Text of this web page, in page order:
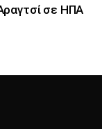
σε ΗΠΑ